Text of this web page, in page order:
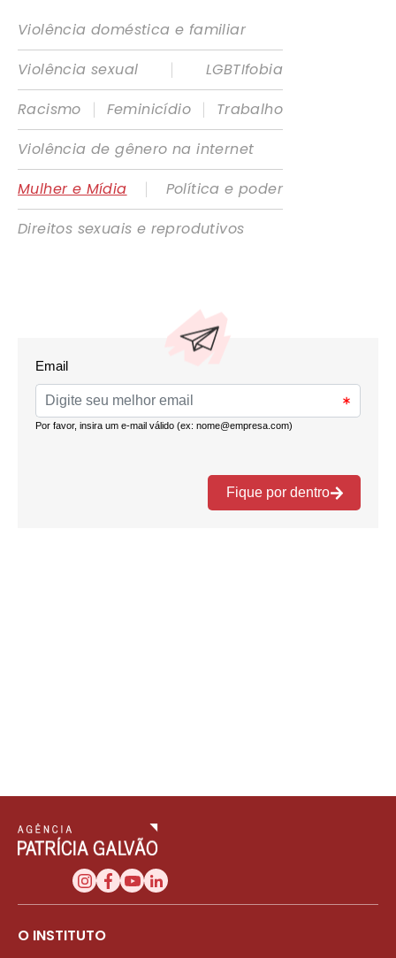
Violência doméstica e familiar
Violência sexual
|
LGBTIfobia
Racismo
| Feminicídio |
Trabalho
Violência de gênero na internet
Mulher e Mídia
|
Política e poder
Direitos sexuais e reprodutivos
O INSTITUTO